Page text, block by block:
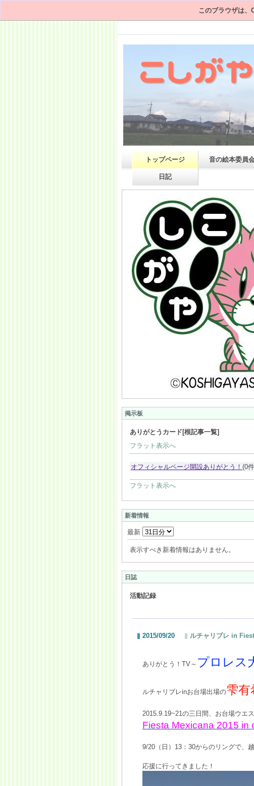
このブラウザは、
トップページ 音の絵本委員
日記
掲示板
ありがとうカード[根記事一覧]
フラット表示へ
オフィシャルページ開設ありがとう！ (0
フラット表示へ
新着情報
最新
表示すべき新着情報はありません。
日誌
活動記録
2015/09/20 ルチャリブレ in
ありがとう！TV～ プロレス
ルチャリブレinお台場出場の雫有
2015.9.19~21の三日間、お台場ウエ
Fiesta Mexicana 2015 ​in
9/20（日）13：30からのリングで、
応援に行ってきました！